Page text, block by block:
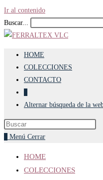
Ir al contenido
Buscar...
HOME
COLECCIONES
CONTACTO
Alternar búsqueda de la
Menú Cerrar
HOME
COLECCIONES